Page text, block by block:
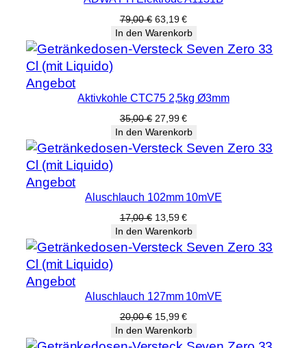
Angebot79,00€ Ursprünglicher
Preis
war:
79,00 €
63,19€Aktueller
Preis
ist:
63,19 €.
In den Warenkorb
AngebotProdukt
im
Angebot
Aktivkohle CTC75 2,5kg Ø3mm
35,00€ Ursprünglicher
Preis
war:
35,00 €
27,99€Aktueller
Preis
ist:
27,99 €.
In den Warenkorb
AngebotProdukt
im
Angebot
Aluschlauch 102mm 10mVE
17,00€ Ursprünglicher
Preis
war:
17,00 €
13,59€Aktueller
Preis
ist:
13,59 €.
In den Warenkorb
AngebotProdukt
im
Angebot
Aluschlauch 127mm 10mVE
20,00€ Ursprünglicher
Preis
war:
15,99€Aktueller
Preis
ist:
In den Warenkorb